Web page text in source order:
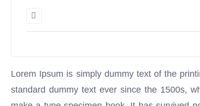
Lorem Ipsum is simply dummy text of the
standard dummy text ever since the 1500s,